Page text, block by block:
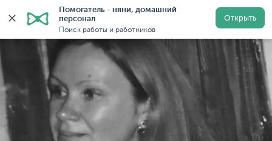
Помогатель - няни, домашний
персонал
Поиск работы и работников
Открыть
Главная Няни Няни в Москве Няни у метро